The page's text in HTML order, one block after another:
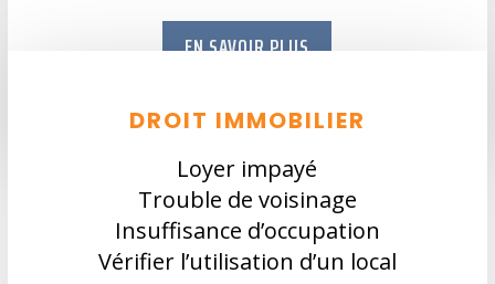
EN SAVOIR PLUS
DROIT IMMOBILIER
Loyer impayé
Trouble de voisinage
Insuffisance d’occupation
Vérifier l’utilisation d’un local